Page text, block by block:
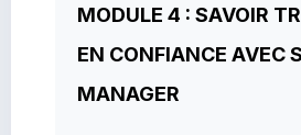
MODULE 4 : SAVOIR
EN CONFIANCE AVEC
MANAGER